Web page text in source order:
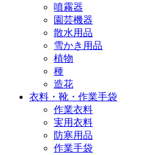
噴霧器
園芸機器
散水用品
雪かき用品
植物
種
造花
衣料・靴・作業手袋
作業衣料
実用衣料
防寒用品
作業手袋